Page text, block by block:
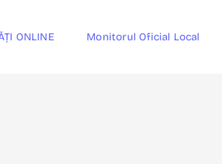
ONLINE Monitorul Oficial Local